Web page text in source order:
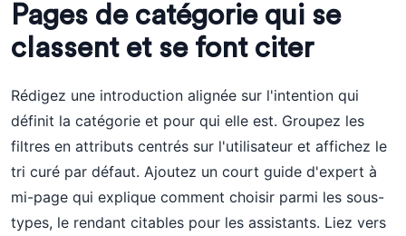
Pages de catégorie qui se
classent et se font citer
Rédigez une introduction alignée sur l'intention qui
définit la catégorie et pour qui elle est. Groupez les
filtres en attributs centrés sur l'utilisateur et affichez le
tri curé par défaut. Ajoutez un court guide d'expert à
mi-page qui explique comment choisir parmi les sous-
types, le rendant citables pour les assistants. Liez vers